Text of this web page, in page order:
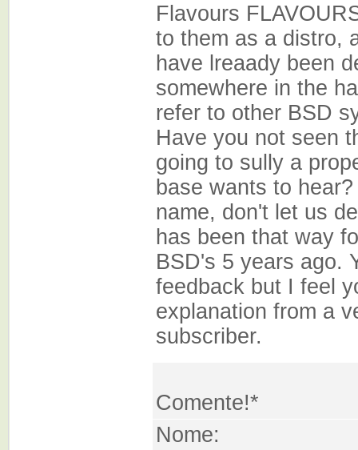
Flavours
to them as a distro,
have lreaady been
somewhere in the
refer to other BSD
Have you not seen
going to sully a
base wants to
name, don't let us
has been that way
BSD's 5 years ago.
feedback but I feel
explanation from a
subscriber.
Comente!*
Nome: